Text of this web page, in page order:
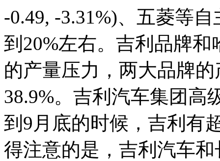
-0.49, -3.31%)、五菱等
到20%左右。吉利品牌
的产量压力，两大品牌
38.9%。吉利汽车集团高
到9月底的时候，吉利有
得注意的是，吉利汽车和